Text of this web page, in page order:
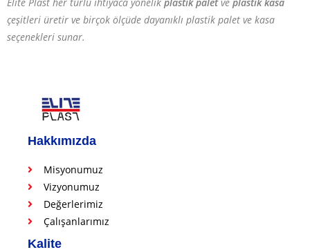
çeşitleri üretir ve birçok ölçüde dayanıklı plastik palet ve kasa
seçenekleri sunar.
Hakkımızda
Misyonumuz
Vizyonumuz
Değerlerimiz
Çalışanlarımız
Kalite